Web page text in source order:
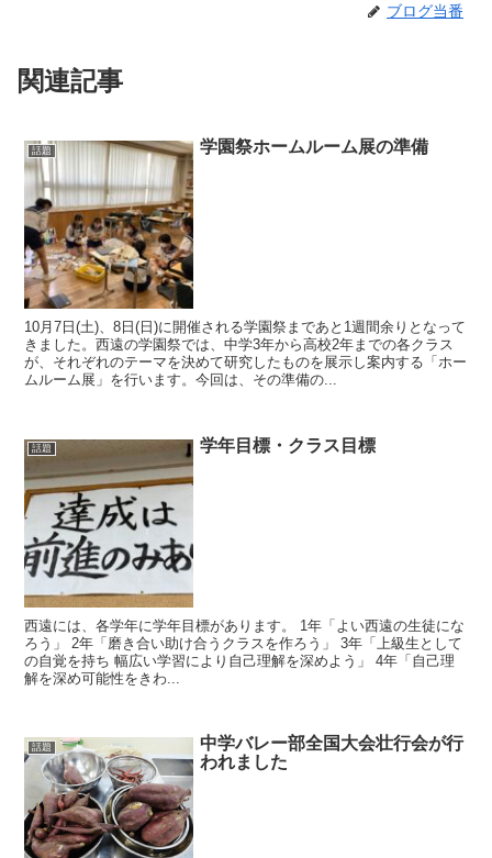
ブログ当番
関連記事
話題 学園祭ホームルーム展の準備
10月7日(土)、8日(日)に開催される学園祭まであと1週間余りとなって
きました。西遠の学園祭では、中学3年から高校2年までの各クラス
が、それぞれのテーマを決めて研究したものを展示し案内する「ホー
ムルーム展」を行います。今回は、その準備の...
話題 学年目標・クラス目標
西遠には、各学年に学年目標があります。 1年「よい西遠の生徒にな
ろう」 2年「磨き合い助け合うクラスを作ろう」 3年「上級生として
の自覚を持ち 幅広い学習により自己理解を深めよう」 4年「自己理
解を深め可能性をきわ...
話題
中学バレー部全国大会壮行会が行
われました